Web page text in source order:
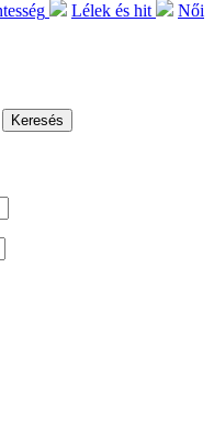
Lélek és hit
Női